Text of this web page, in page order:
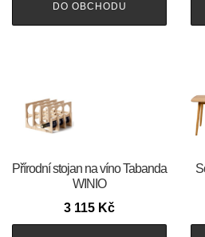
DO OBCHODU
Přírodní stojan na víno Tabanda
WINIO
3 115 Kč